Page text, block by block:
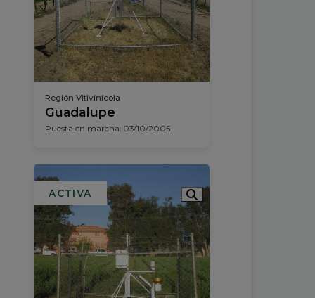
Región Vitivinícola
Guadalupe
Puesta en marcha: 03/10/2005
ACTIVA